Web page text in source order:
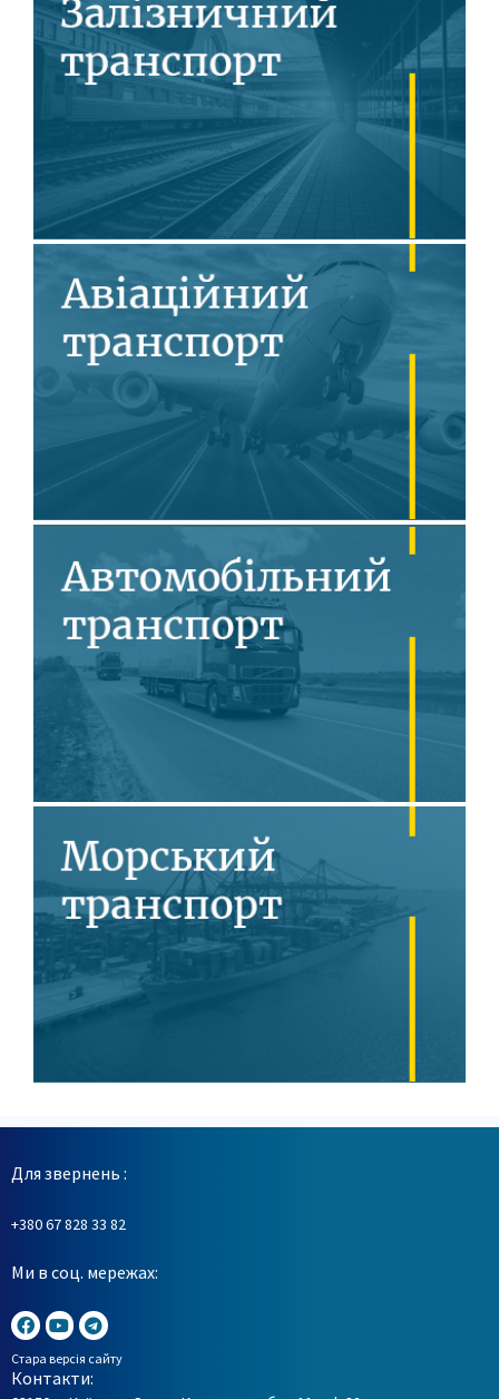
Контакти:
Для звернень :
+380 67 828 33 82
Ми в соц. мережах:
Стара версія сайту